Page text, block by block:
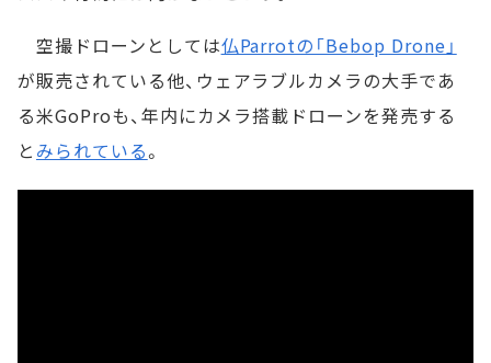
空撮ドローンとしては仏Parrotの「Bebop Drone」
が販売されている他、ウェアラブルカメラの大手であ
る米GoProも、年内にカメラ搭載ドローンを発売する
と みられている。